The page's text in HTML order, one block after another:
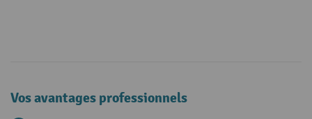
Vos avantages professionnels